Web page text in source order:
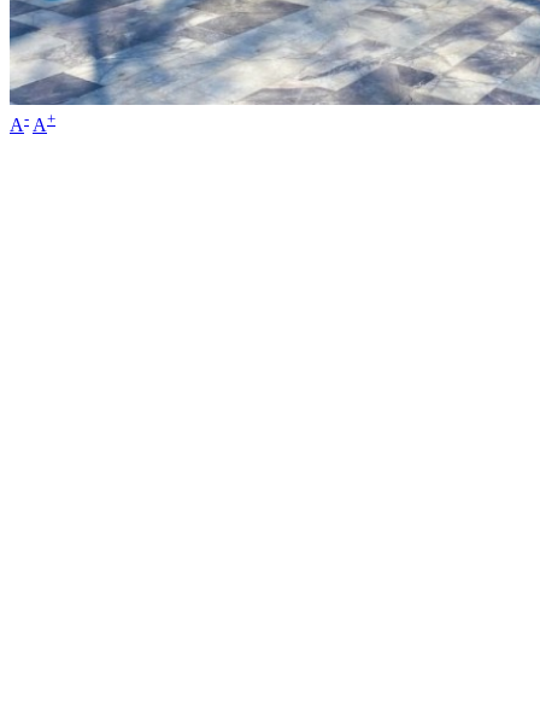
A- A+